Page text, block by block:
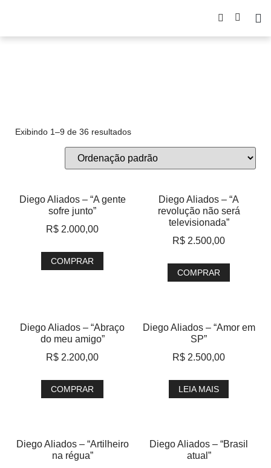
Exibindo 1–9 de 36 resultados
Diego Aliados – “A gente
sofre junto”
R$ 2.000,00
COMPRAR
Diego Aliados – “A
revolução não será
televisionada”
R$ 2.500,00
COMPRAR
Diego Aliados – “Abraço
do meu amigo”
R$ 2.200,00
COMPRAR
Diego Aliados – “Amor em
SP”
R$ 2.500,00
LEIA MAIS
Diego Aliados – “Artilheiro
na régua”
Diego Aliados – “Brasil
atual”